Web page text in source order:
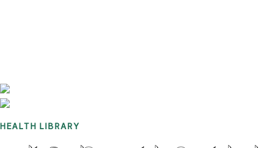
HEALTH LIBRARY